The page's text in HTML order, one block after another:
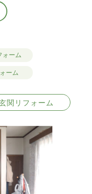
ォーム
ーム
関リフォーム